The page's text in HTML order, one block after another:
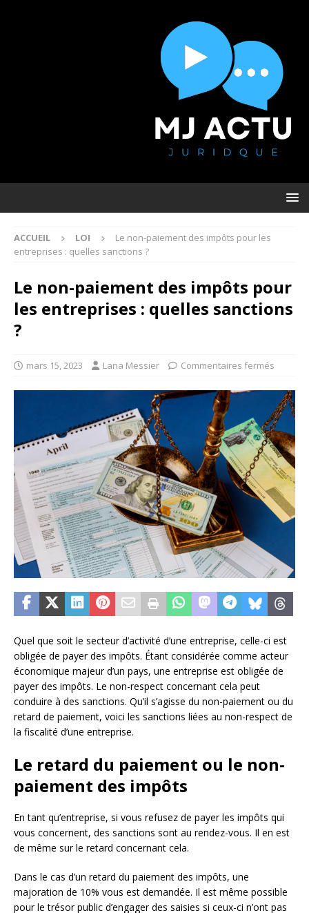
ACCUEIL LOI
Le non-paiement des impôts pour les
entreprises : quelles sanctions ?
Le non-paiement des impôts pour
les entreprises : quelles sanctions
?
mars 15, 2023 Lana Messier Commentaires fermés
Quel que soit le secteur d’activité d’une entreprise, celle-ci est
obligée de payer des impôts. Étant considérée comme acteur
économique majeur d’un pays, une entreprise est obligée de
payer des impôts. Le non-respect concernant cela peut
conduire à des sanctions. Qu’il s’agisse du non-paiement ou du
retard de paiement, voici les sanctions liées au non-respect de
la fiscalité d’une entreprise.
Le retard du paiement ou le non-
paiement des impôts
En tant qu’entreprise, si vous refusez de payer les impôts qui
vous concernent, des sanctions sont au rendez-vous. Il en est
de même sur le retard concernant cela.
Dans le cas d’un retard du paiement des impôts, une
majoration de 10% vous est demandée. Il est même possible
pour le trésor public d’engager des saisies si ceux-ci n’ont pas